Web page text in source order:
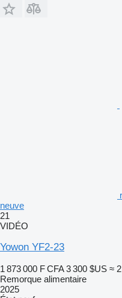
neuve
21
VIDÉO
Yowon YF2-23
1 873 000 F CFA 3 300 $US ≈
Remorque alimentaire
2025